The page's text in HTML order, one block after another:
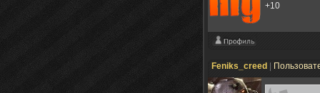
+10
Feniks_creed